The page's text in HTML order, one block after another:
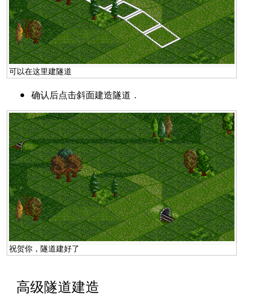
可以在这里建隧道
确认后点击斜面建造隧道．
祝贺你，隧道建好了
高级隧道建造